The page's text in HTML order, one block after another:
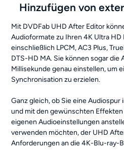
Hinzufügen von
Mit DVDFab UHD After Editor
Audioformate zu Ihren 4K Ultra
einschließlich LPCM, AC3 Plus,
DTS-HD MA. Sie können sogar
Millisekunde genau einstellen, um
Synchronisation zu erzielen.
Ganz gleich, ob Sie eine
und mit den gewünschten
eigenen Audioeinstellungen
verwenden möchten, der UHD
Anforderungen an die 4K-Blu-ray-